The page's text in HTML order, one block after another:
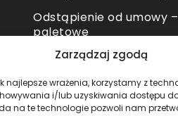
Zarządzaj zgodą
najlepsze wrażenia, korzystamy z
i/lub uzyskiwania dostępu
na te technologie pozwoli nam
Odstąpienie od umowy
paletowe
METODY PŁATNOŚCI